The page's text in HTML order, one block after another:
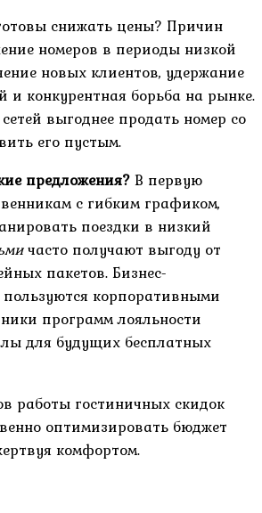
снижать цены? Причин
номеров в периоды низкой
новых клиентов, удержание
и конкурентная борьба на рынке.
выгоднее продать номер со
его пустым.
предложения?В первую
с гибким графиком,
поездки в низкий
часто получают выгоду от
пакетов. Бизнес-
корпоративными
программ лояльности
для будущих бесплатных
работы гостиничных скидок
оптимизировать бюджет
комфортом.